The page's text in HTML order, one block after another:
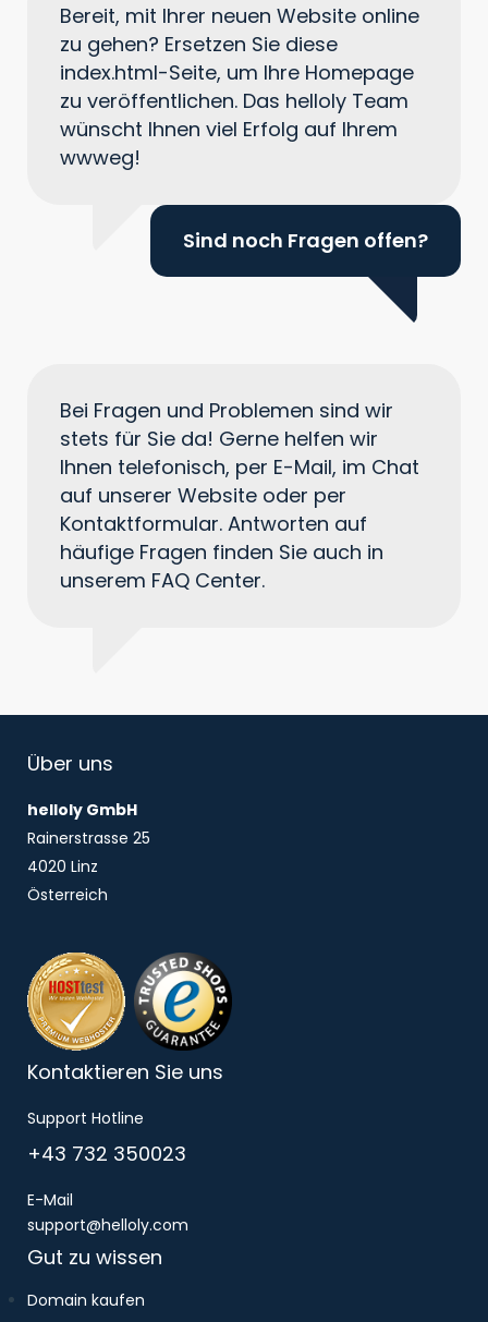
Bereit, mit Ihrer neuen Website online
zu gehen? Ersetzen Sie diese
index.html-Seite, um Ihre Homepage
zu veröffentlichen. Das helloly Team
wünscht Ihnen viel Erfolg auf Ihrem
wwweg!
Sind noch Fragen offen?
Bei Fragen und Problemen sind wir
stets für Sie da! Gerne helfen wir
Ihnen telefonisch, per E-Mail, im Chat
auf unserer Website oder per
Kontaktformular. Antworten auf
häufige Fragen finden Sie auch in
unserem FAQ Center.
Über uns
helloly GmbH
Rainerstrasse 25
4020 Linz
Österreich
Kontaktieren Sie uns
Support Hotline
+43 732 350023
E-Mail
support@helloly.com
Gut zu wissen
Domain kaufen